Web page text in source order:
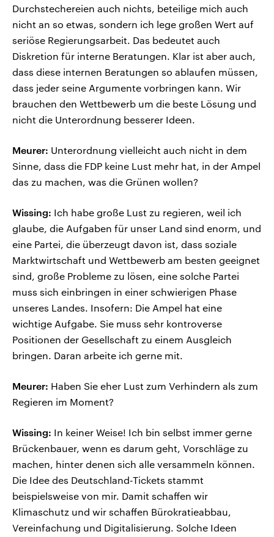
Durchstechereien auch nichts, beteilige mich auch
nicht an so etwas, sondern ich lege großen Wert auf
seriöse Regierungsarbeit. Das bedeutet auch
Diskretion für interne Beratungen. Klar ist aber auch,
dass diese internen Beratungen so ablaufen müssen,
dass jeder seine Argumente vorbringen kann. Wir
brauchen den Wettbewerb um die beste Lösung und
nicht die Unterordnung besserer Ideen.
Meurer: Unterordnung vielleicht auch nicht in dem
Sinne, dass die FDP keine Lust mehr hat, in der Ampel
das zu machen, was die Grünen wollen?
Wissing: Ich habe große Lust zu regieren, weil ich
glaube, die Aufgaben für unser Land sind enorm, und
eine Partei, die überzeugt davon ist, dass soziale
Marktwirtschaft und Wettbewerb am besten geeignet
sind, große Probleme zu lösen, eine solche Partei
muss sich einbringen in einer schwierigen Phase
unseres Landes. Insofern: Die Ampel hat eine
wichtige Aufgabe. Sie muss sehr kontroverse
Positionen der Gesellschaft zu einem Ausgleich
bringen. Daran arbeite ich gerne mit.
Meurer: Haben Sie eher Lust zum Verhindern als zum
Regieren im Moment?
Wissing: In keiner Weise! Ich bin selbst immer gerne
Brückenbauer, wenn es darum geht, Vorschläge zu
machen, hinter denen sich alle versammeln können.
Die Idee des Deutschland-Tickets stammt
beispielsweise von mir. Damit schaffen wir
Klimaschutz und wir schaffen Bürokratieabbau,
Vereinfachung und Digitalisierung. Solche Ideen